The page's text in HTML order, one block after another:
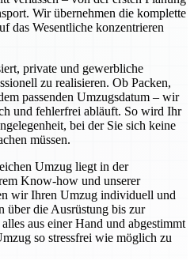
Wir übernehmen die komplette
das Wesentliche konzentrieren
private und gewerbliche
zu realisieren. Ob Packen,
passenden Umzugsdatum – wir
und fehlerfrei abläuft. So wird Ihr
bei der Sie sich keine
müssen.
Umzug liegt in der
Know-how und unserer
wir Ihren Umzug individuell und
über die Ausrüstung bis zur
aus einer Hand und abgestimmt
so stressfrei wie möglich zu